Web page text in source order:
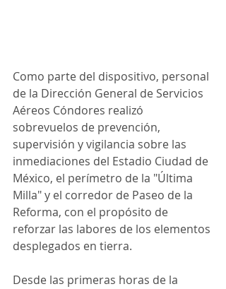
Como parte del dispositivo, personal
de la Dirección General de Servicios
Aéreos Cóndores realizó
sobrevuelos de prevención,
supervisión y vigilancia sobre las
inmediaciones del Estadio Ciudad de
México, el perímetro de la "Última
Milla" y el corredor de Paseo de la
Reforma, con el propósito de
reforzar las labores de los elementos
desplegados en tierra.
Desde las primeras horas de la